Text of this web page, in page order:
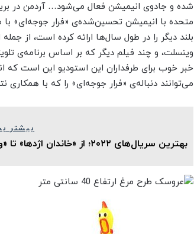
شده و جادوی انیمیشن فعال می‌شود… آردمن در
متحده با انیمیشن تحسین‌شد‌ه‌ی «فرار جوجه‌ای»
بلند دیگر را در طول سال‌ها ارائه کرده است، از
وینسلت، و چند فیلم دیگر که بر اساس برنامه‌ی
خبر خوب برای طرفداران این استودیو این است که
می‌توانند دنباله‌ی «فرار جوجه‌ای» را که با
بیشتر
بهترین سریال‌های ۲۰۲۲؛ از «خاندان اژدها» تا «ونزدی»